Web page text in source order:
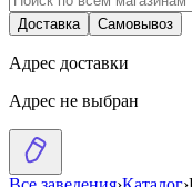
Доставка Самовывоз
Адрес доставки
Адрес не выбран